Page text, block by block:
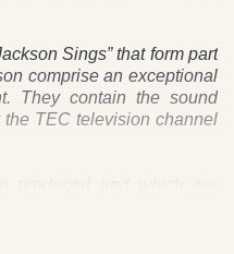
Sings” that form part
comprise an exceptional
They contain the sound
TEC television channel
to being a world first, are